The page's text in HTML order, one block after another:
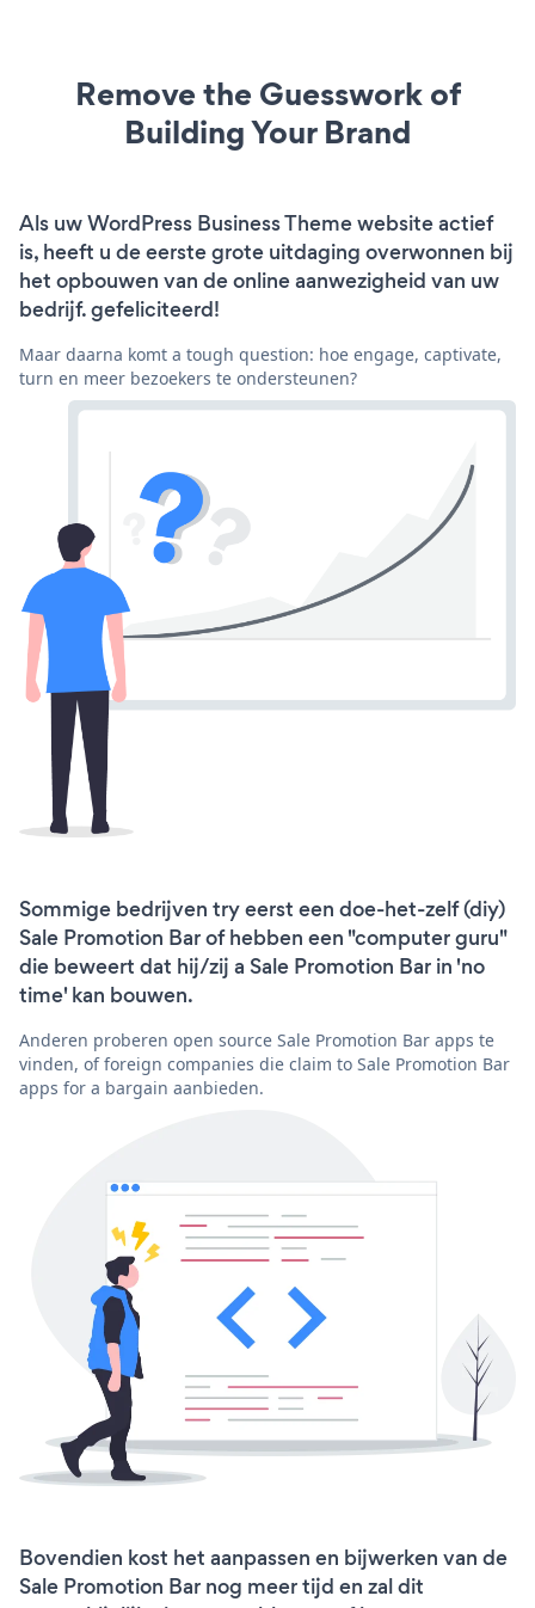
Remove the Guesswork of
Building Your Brand
Als uw WordPress Business Theme website actief
is, heeft u de eerste grote uitdaging overwonnen bij
het opbouwen van de online aanwezigheid van uw
bedrijf. gefeliciteerd!
Maar daarna komt a tough question: hoe engage, captivate,
turn en meer bezoekers te ondersteunen?
Sommige bedrijven try eerst een doe-het-zelf (diy)
Sale Promotion Bar of hebben een "computer guru"
die beweert dat hij/zij a Sale Promotion Bar in 'no
time' kan bouwen.
Anderen proberen open source Sale Promotion Bar apps te
vinden, of foreign companies die claim to Sale Promotion Bar
apps for a bargain aanbieden.
Bovendien kost het aanpassen en bijwerken van de
Sale Promotion Bar nog meer tijd en zal dit